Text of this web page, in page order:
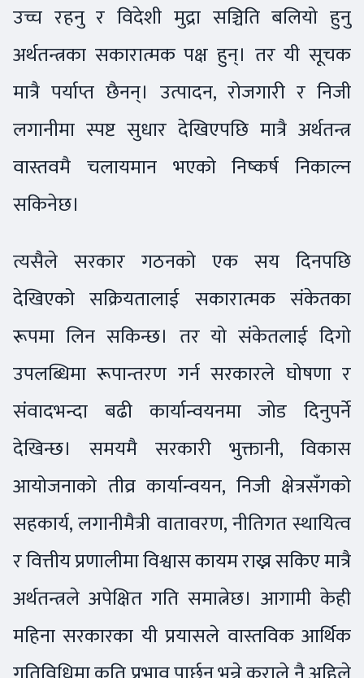
उच्च रहनु र विदेशी मुद्रा सञ्चिति बलियो हुनु
अर्थतन्त्रका सकारात्मक पक्ष हुन्। तर यी सूचक
मात्रै पर्याप्त छैनन्। उत्पादन, रोजगारी र निजी
लगानीमा स्पष्ट सुधार देखिएपछि मात्रै अर्थतन्त्र
वास्तवमै चलायमान भएको निष्कर्ष निकाल्न
सकिनेछ।
त्यसैले सरकार गठनको एक सय दिनपछि
देखिएको सक्रियतालाई सकारात्मक संकेतका
रूपमा लिन सकिन्छ। तर यो संकेतलाई दिगो
उपलब्धिमा रूपान्तरण गर्न सरकारले घोषणा र
संवादभन्दा बढी कार्यान्वयनमा जोड दिनुपर्ने
देखिन्छ। समयमै सरकारी भुक्तानी, विकास
आयोजनाको तीव्र कार्यान्वयन, निजी क्षेत्रसँगको
सहकार्य, लगानीमैत्री वातावरण, नीतिगत स्थायित्व
र वित्तीय प्रणालीमा विश्वास कायम राख्न सकिए मात्रै
अर्थतन्त्रले अपेक्षित गति समात्नेछ। आगामी केही
महिना सरकारका यी प्रयासले वास्तविक आर्थिक